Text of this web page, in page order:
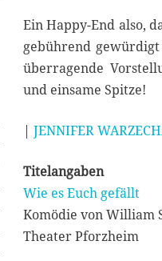
Ein Happy-End also,
gebührend
überragende
und einsame Spitze!
| JENNIFER
Titelangaben
Wie es Euch gefällt
Komödie von William
Theater Pforzheim